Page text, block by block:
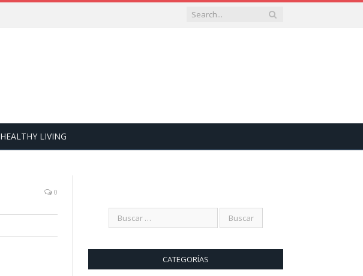
HEALTHY LIVING
0
CATEGORÍAS